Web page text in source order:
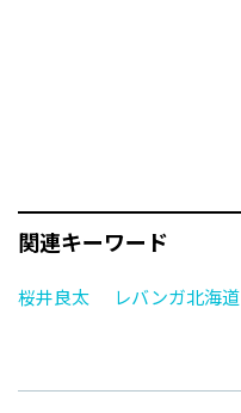
関連キーワード
桜井良太 レバンガ北海道